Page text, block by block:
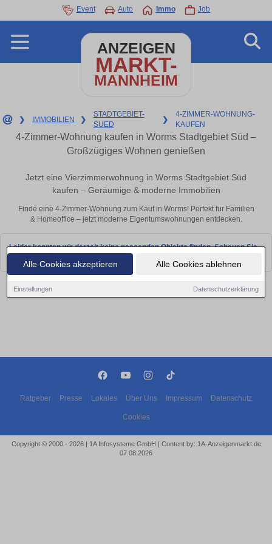
Alle Cookies akzeptieren Alle Cookies ablehnen
Einstellungen Datenschutzerklärung
Event Auto Immo Job
ANZEIGEN
MARKT-
MANNHEIM
❯ IMMOBILIEN ❯
STADTGEBIET-
SUED
❯
4-ZIMMER-WOHNUNG-
KAUFEN
4-Zimmer-Wohnung kaufen in Worms Stadtgebiet Süd –
Großzügiges Wohnen genießen
Jetzt eine Vierzimmerwohnung in Worms Stadtgebiet Süd
kaufen – Geräumige & moderne Immobilien
Finde eine 4-Zimmer-Wohnung zum Kauf in Worms! Perfekt für Familien
& Homeoffice – jetzt moderne Eigentumswohnungen entdecken.
Leider konnten wir derzeit keine passenden Objekte finden. Schauen Sie
Ratgeber Presse Lokales Über Uns Impressum Datenschutz
Cookies
Copyright © 2000 - 2026 | 1A Infosysteme GmbH | Content by: 1A-Anzeigenmarkt.de
07.08.2026